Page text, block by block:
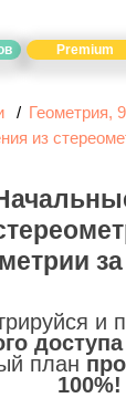
Premium
Геометрия,
из
и
доступа
план
100%!